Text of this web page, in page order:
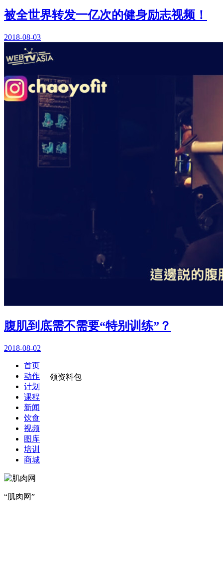
被全世界转发一亿次的健身励志视频！
2018-08-03
腹肌到底需不需要“特别训练”？
2018-08-02
领资料包
首页
动作
计划
课程
新闻
饮食
视频
图库
培训
商城
“肌肉网”